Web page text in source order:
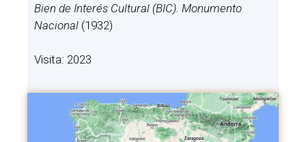
Bien de Interés Cultural (BIC). Monumento
Nacional (1932)
Visita: 2023